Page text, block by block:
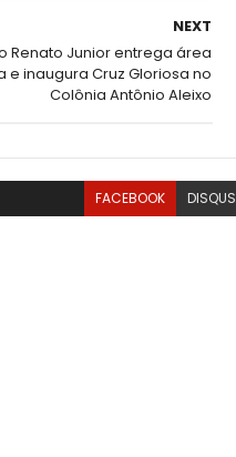
NEXT
Renato Junior entrega área
inaugura Cruz Gloriosa no
Colônia Antônio Aleixo
FACEBOOK DISQUS